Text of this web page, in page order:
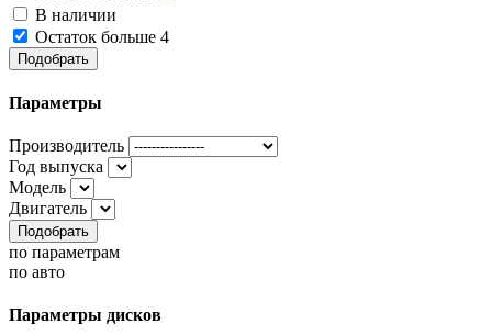
В наличии
Остаток больше 4
Подобрать
Параметры
Производитель
Год выпуска
Модель
Двигатель
Подобрать
по параметрам
по авто
Параметры дисков